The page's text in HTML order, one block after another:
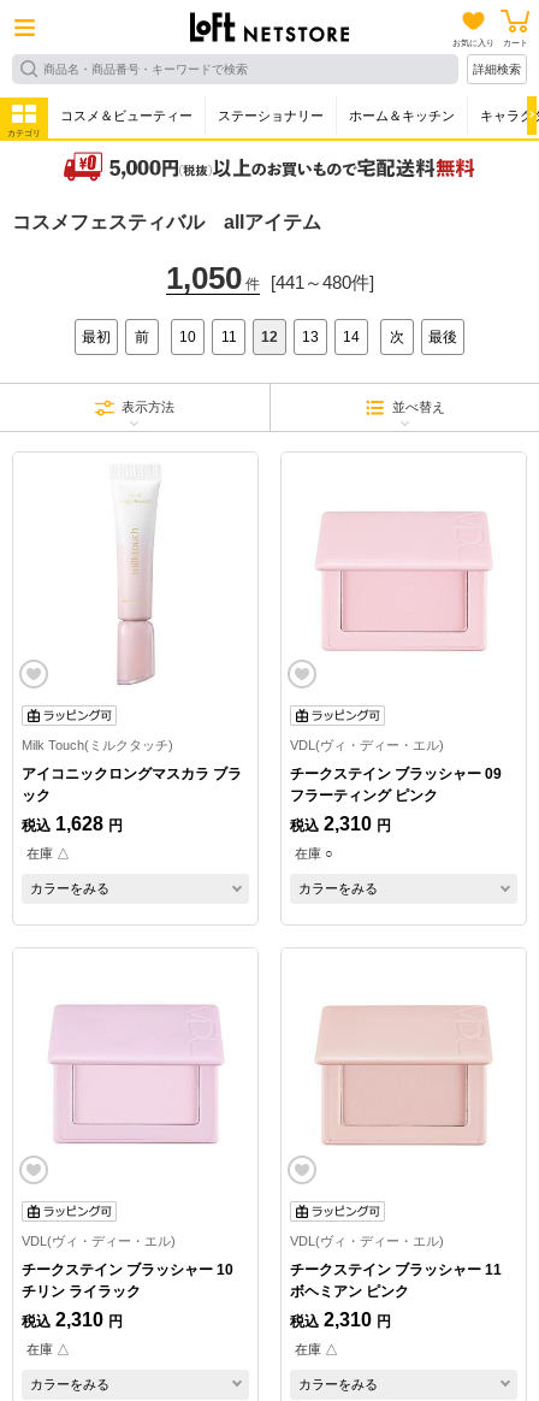
お気に入り カート
詳細検索
カテゴリ
コスメ＆ビューティー ステーショナリー ホーム＆キッチン キャラク
コスメフェスティバル allアイテム
1,050件 [441～480件]
最初 前 10 11 12 13 14 次 最後
表示方法 並べ替え
Milk Touch(ミルクタッチ)
アイコニックロングマスカラ ブラ
ック
税込 1,628 円
在庫 △
カラーをみる
VDL(ヴィ・ディー・エル)
チークステイン ブラッシャー 09
フラーティング ピンク
税込 2,310 円
在庫 ○
カラーをみる
VDL(ヴィ・ディー・エル)
チークステイン ブラッシャー 10
チリン ライラック
税込 2,310 円
在庫 △
カラーをみる
VDL(ヴィ・ディー・エル)
チークステイン ブラッシャー 11
ボヘミアン ピンク
税込 2,310 円
在庫 △
カラーをみる